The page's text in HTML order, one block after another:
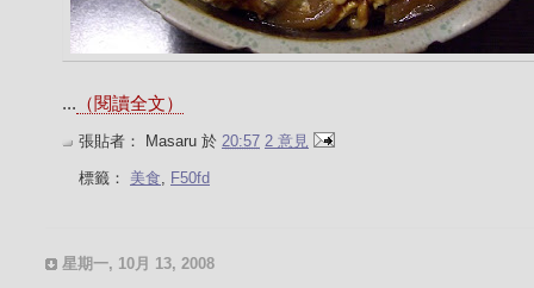
... （閱讀全文）
張貼者： Masaru 於 20:57 2 意見
標籤： 美食, F50fd
星期一, 10月 13, 2008